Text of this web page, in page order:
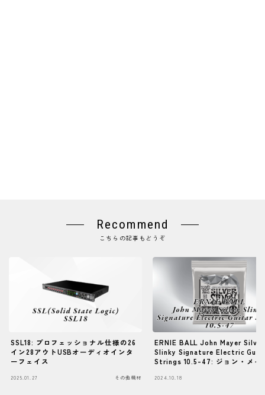
Recommend
こちらの記事もどうぞ
SSL18: プロフェッショナル仕様の26
イン28アウトUSBオーディオインタ
ーフェイス
2025.01.27 その他機材
ERNIE BALL John Mayer Silver
Slinky Signature Electric
Strings 10.5-47: ジョン・メイ
2024.10.18